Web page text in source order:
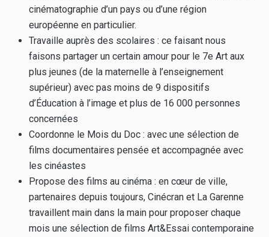
cinématographie d’un pays ou d’une région
européenne en particulier.
Travaille auprès des scolaires : ce faisant nous
faisons partager un certain amour pour le 7e Art aux
plus jeunes (de la maternelle à l’enseignement
supérieur) avec pas moins de 9 dispositifs
d’Éducation à l’image et plus de 16 000 personnes
concernées
Coordonne le Mois du Doc : avec une sélection de
films documentaires pensée et accompagnée avec
les cinéastes
Propose des films au cinéma : en cœur de ville,
partenaires depuis toujours, Cinécran et La Garenne
travaillent main dans la main pour proposer chaque
mois une sélection de films Art&Essai contemporaine